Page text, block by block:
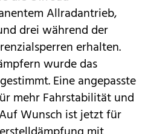
Allradantrieb,
drei während der
erhalten.
wurde das
Eine angepasste
mehr Fahrstabilität und
Wunsch ist jetzt für